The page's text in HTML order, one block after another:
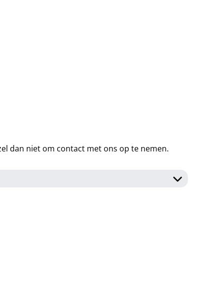
dan niet om contact met ons op te nemen.